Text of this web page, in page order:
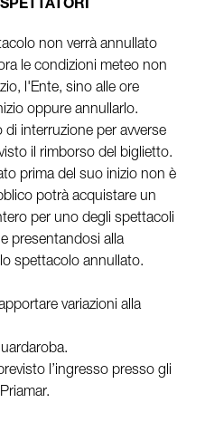
non verrà annullato
le condizioni meteo non
l'Ente, sino alle ore
oppure annullarlo.
interruzione per avverse
il rimborso del biglietto.
prima del suo inizio non è
potrà acquistare un
per uno degli spettacoli
presentandosi alla
spettacolo annullato.
variazioni alla
l’ingresso presso gli